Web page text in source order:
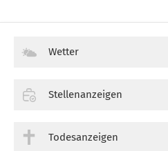
Wetter
Stellenanzeigen
Todesanzeigen